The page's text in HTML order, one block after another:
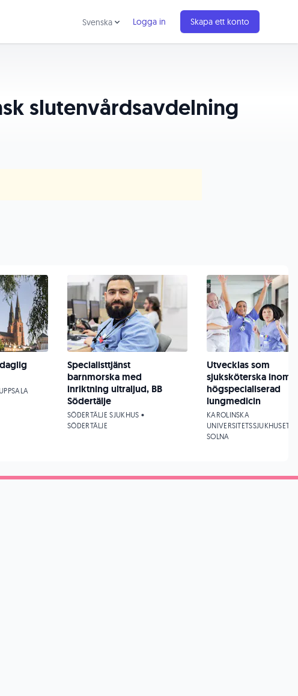
Svenska Logga in Skapa ett konto
slutenvårdsavdelning
Specialisttjänst
barnmorska med
inriktning ultraljud, BB
Södertälje
SÖDERTÄLJE SJUKHUS •
SÖDERTÄLJE
Utvecklas som
sjuksköterska inom
högspecialiserad
lungmedicin
KAROLINSKA
UNIVERSITETSSJUKHUSET •
SOLNA